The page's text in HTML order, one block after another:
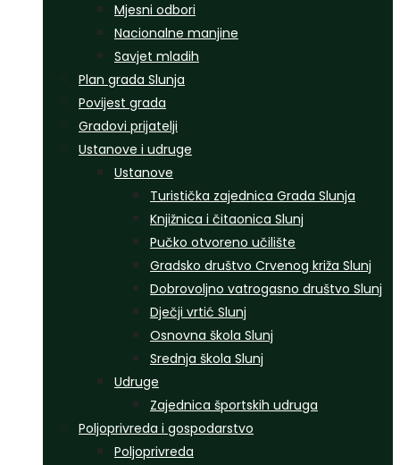
Mjesni odbori
Nacionalne manjine
Savjet mladih
Plan grada Slunja
Povijest grada
Gradovi prijatelji
Ustanove i udruge
Ustanove
Turistička zajednica Grada Slunja
Knjižnica i čitaonica Slunj
Pučko otvoreno učilište
Gradsko društvo Crvenog križa Slunj
Dobrovoljno vatrogasno društvo Slunj
Dječji vrtić Slunj
Osnovna škola Slunj
Srednja škola Slunj
Udruge
Zajednica športskih udruga
Poljoprivreda i gospodarstvo
Poljoprivreda